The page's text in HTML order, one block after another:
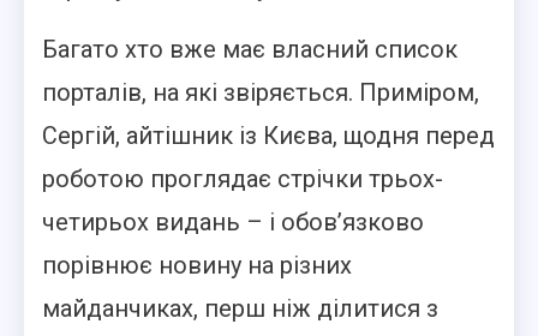
Багато хто вже має власний список
порталів, на які звіряється. Приміром,
Сергій, айтішник із Києва, щодня перед
роботою проглядає стрічки трьох-
четирьох видань – і обов’язково
порівнює новину на різних
майданчиках, перш ніж ділитися з